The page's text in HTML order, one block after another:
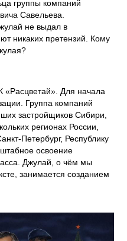
группы компаний
Савельева.
не выдал в
никаких претензий. Кому
Для начала
Группа компаний
застройщиков Сибири,
регионах России,
Республику
освоение
Джулай, о чём мы
занимается созданием